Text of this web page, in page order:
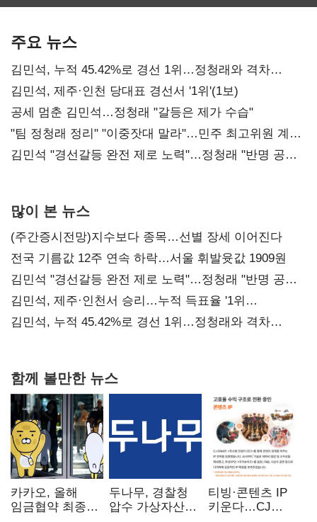
주요 뉴스
김민석, 누적 45.42%로 경선 1위…정청래와 격차
0.86%p(2보)
김민석, 제주·인천 당대표 경선서 '1위'(1보)
공세 멈춘 김민석…정청래 "갈등은 제가 수습"
"팀 정청래 정리" "이중잣대 말라"…민주 최고위원 계파
다툼 격화
김민석 "경선갈등 완전 제로 노력"…정청래 "반명 공세
많이 본 뉴스
(주간증시전망)지수보다 종목…선별 장세 이어진다
전국 기름값 12주 연속 하락…서울 휘발윳값 1909원
김민석 "경선갈등 완전 제로 노력"…정청래 "반명 공세
사과부터"
김민석, 제주·인천서 승리…누적 득표율 '1위
탈환'(종합)
김민석, 누적 45.42%로 경선 1위…정청래와 격차
함께 볼만한 뉴스
카카오, 올해
임금협약 최종
두나무, 경찰청
압수 가상자산
티빙·콘텐츠 IP
키운다…CJ